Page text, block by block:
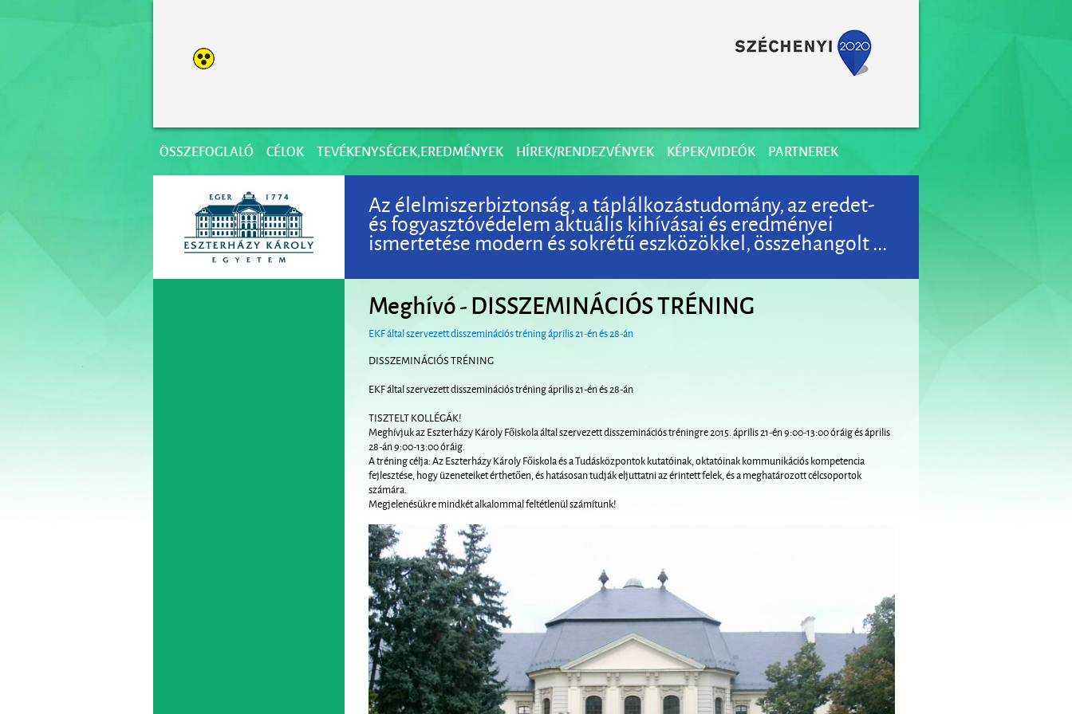
ÖSSZEFOGLALÓ CÉLOK TEVÉKENYSÉGEK,EREDMÉNYEK HÍREK/RENDEZVÉNYEK KÉPEK/VIDEÓK PARTNEREK
Az élelmiszerbiztonság, a táplálkozástudomány, az eredet-
és fogyasztóvédelem aktuális kihívásai és eredményei
ismertetése modern és sokrétű eszközökkel, összehangolt ...
Meghívó - DISSZEMINÁCIÓS TRÉNING
EKF által szervezett disszeminációs tréning április 21-én és 28-án
DISSZEMINÁCIÓS TRÉNING
EKF által szervezett disszeminációs tréning április 21-én és 28-án
TISZTELT KOLLÉGÁK!
Meghívjuk az Eszterházy Károly Főiskola által szervezett disszeminációs tréningre 2015. április 21-én 9:00-13:00 óráig és április
28-án 9:00-13:00 óráig.
A tréning célja: Az Eszterházy Károly Főiskola és a Tudásközpontok kutatóinak, oktatóinak kommunikációs kompetencia
fejlesztése, hogy üzeneteiket érthetően, és hatásosan tudják eljuttatni az érintett felek, és a meghatározott célcsoportok
számára.
Megjelenésükre mindkét alkalommal feltétlenül számítunk!